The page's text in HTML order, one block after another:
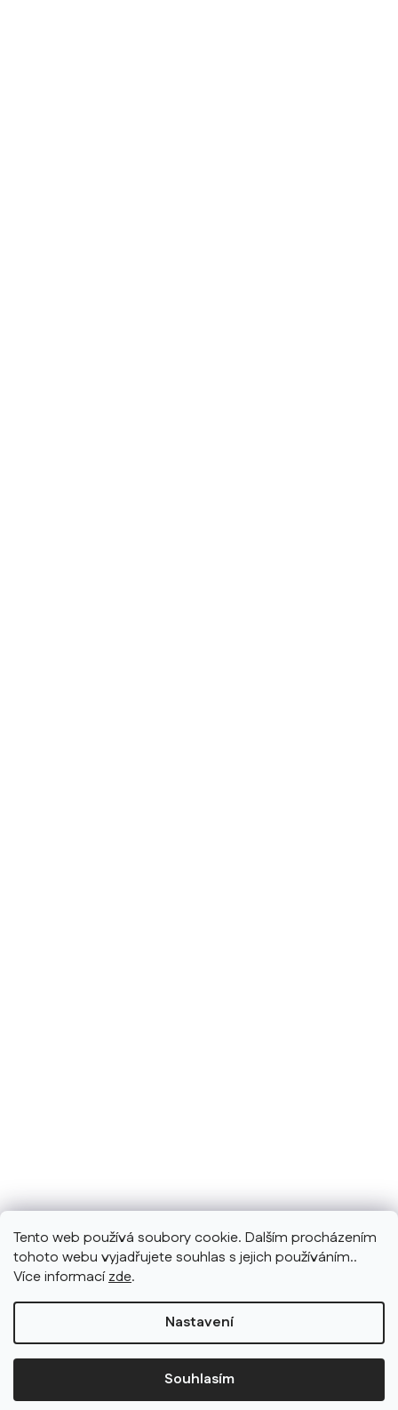
Tento web používá soubory cookie. Dalším procházením
tohoto webu vyjadřujete souhlas s jejich používáním..
Více informacízde.
Nastavení
Souhlasím